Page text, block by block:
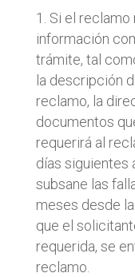
Si el
información
trámite, tal
la descripción
reclamo, la
documentos
requerirá al
días siguientes
subsane las
meses desde
que el
requerida, se
reclamo.